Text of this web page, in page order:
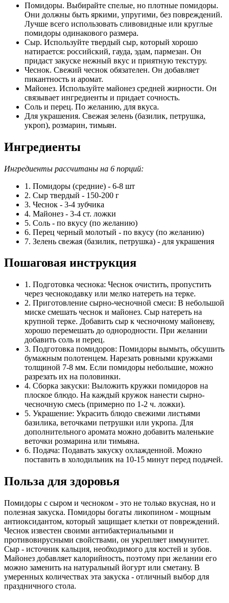
Помидоры. Выбирайте спелые, но плотные помидоры.
Они должны быть яркими, упругими, без повреждений.
Лучше всего использовать сливовидные или круглые
помидоры одинакового размера.
Сыр. Используйте твердый сыр, который хорошо
натирается: российский, гауда, эдам, пармезан. Он
придаст закуске нежный вкус и приятную текстуру.
Чеснок. Свежий чеснок обязателен. Он добавляет
пикантность и аромат.
Майонез. Используйте майонез средней жирности. Он
связывает ингредиенты и придает сочность.
Соль и перец. По желанию, для вкуса.
Для украшения. Свежая зелень (базилик, петрушка,
укроп), розмарин, тимьян.
Ингредиенты
Ингредиенты рассчитаны на 6 порций:
1. Помидоры (средние) - 6-8 шт
2. Сыр твердый - 150-200 г
3. Чеснок - 3-4 зубчика
4. Майонез - 3-4 ст. ложки
5. Соль - по вкусу (по желанию)
6. Перец черный молотый - по вкусу (по желанию)
7. Зелень свежая (базилик, петрушка) - для украшения
Пошаговая инструкция
1. Подготовка чеснока: Чеснок очистить, пропустить
через чеснокодавку или мелко натереть на терке.
2. Приготовление сырно-чесночной смеси: В небольшой
миске смешать чеснок и майонез. Сыр натереть на
крупной терке. Добавить сыр к чесночному майоневу,
хорошо перемешать до однородности. При желании
добавить соль и перец.
3. Подготовка помидоров: Помидоры вымыть, обсушить
бумажным полотенцем. Нарезать ровными кружками
толщиной 7-8 мм. Если помидоры небольшие, можно
разрезать их на половинки.
4. Сборка закуски: Выложить кружки помидоров на
плоское блюдо. На каждый кружок нанести сырно-
чесночную смесь (примерно по 1-2 ч. ложки).
5. Украшение: Украсить блюдо свежими листьями
базилика, веточками петрушки или укропа. Для
дополнительного аромата можно добавить маленькие
веточки розмарина или тимьяна.
6. Подача: Подавать закуску охлажденной. Можно
поставить в холодильник на 10-15 минут перед подачей.
Польза для здоровья
Помидоры с сыром и чесноком - это не только вкусная, но и
полезная закуска. Помидоры богаты ликопином - мощным
антиоксидантом, который защищает клетки от повреждений.
Чеснок известен своими антибактериальными и
противовирусными свойствами, он укрепляет иммунитет.
Сыр - источник кальция, необходимого для костей и зубов.
Майонез добавляет калорийность, поэтому при желании его
можно заменить на натуральный йогурт или сметану. В
умеренных количествах эта закуска - отличный выбор для
праздничного стола.